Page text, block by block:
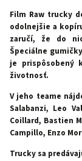
Film Raw trucky
odolnejšie a
zaručí, že do
Špeciálne
je prispôsobený
životnosť.
V jeho teame
Salabanzi, Leo
Coillard, Bastien
Campillo, Enzo
Trucky sa